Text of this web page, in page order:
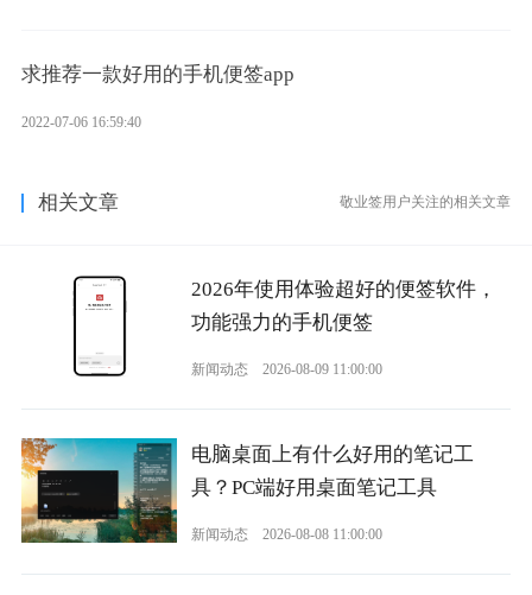
求推荐一款好用的手机便签app
2022-07-06 16:59:40
相关文章 敬业签用户关注的相关文章
2026年使用体验超好的便签软件，
功能强力的手机便签
新闻动态 2026-08-09 11:00:00
电脑桌面上有什么好用的笔记工
具？PC端好用桌面笔记工具
新闻动态 2026-08-08 11:00:00